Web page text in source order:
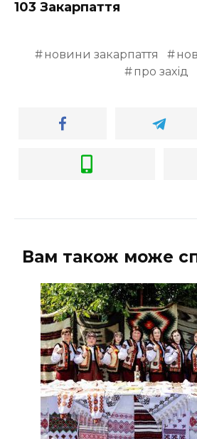
103 Закарпаття
новини закарпаття
про захід
Вам також може